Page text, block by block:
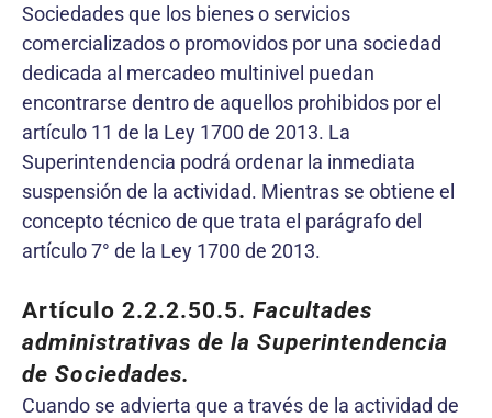
Sociedades que los bienes o servicios
comercializados o promovidos por una sociedad
dedicada al mercadeo multinivel puedan
encontrarse dentro de aquellos prohibidos por el
artículo 11 de la Ley 1700 de 2013. La
Superintendencia podrá ordenar la inmediata
suspensión de la actividad. Mientras se obtiene el
concepto técnico de que trata el parágrafo del
artículo 7° de la Ley 1700 de 2013.
Artículo 2.2.2.50.5. Facultades
administrativas de la Superintendencia
de Sociedades.
Cuando se advierta que a través de la actividad de